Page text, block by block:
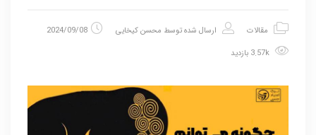
مقالات ارسال شده توسط محسن کیخایی
2024/09/08